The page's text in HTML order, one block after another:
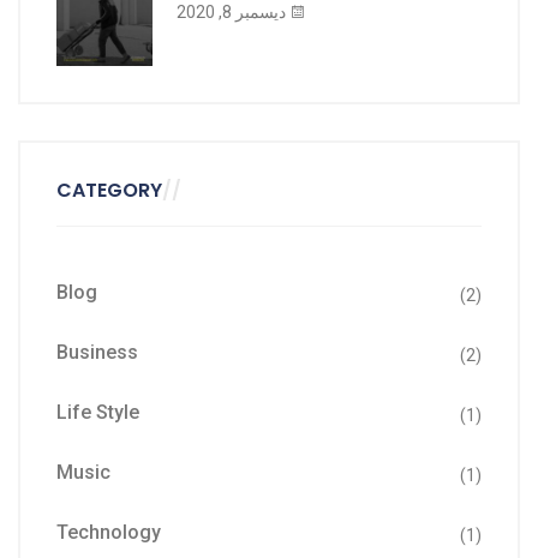
ديسمبر 8, 2020
CATEGORY
Blog (2)
Business (2)
Life Style (1)
Music (1)
Technology (1)